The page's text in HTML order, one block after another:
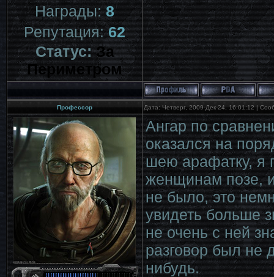
Награды:8
Репутация:62
Статус:За
Периметром
Профессор Дата: Четверг, 2009-Дек-24, 16:01:12 |
Ангар по
оказался на
шею арафатку, я
женщинам позе,
не было, это
увидеть больше
не очень с ней
разговор был не
нибудь.